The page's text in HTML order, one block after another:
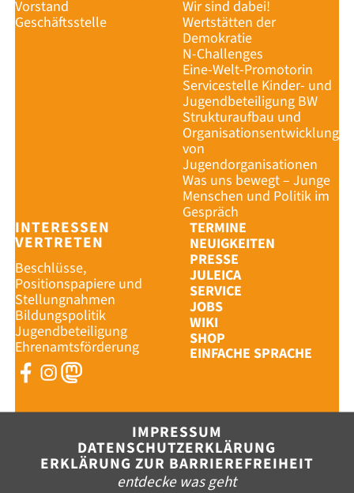
Vorstand
Geschäftsstelle
Wir sind dabei!
Wertstätten der
Demokratie
N-Challenges
Eine-Welt-Promotorin
Servicestelle Kinder- und
Jugendbeteiligung BW
Strukturaufbau und
Organisationsentwicklung
von
Jugendorganisationen
Was uns bewegt – Junge
Menschen und Politik im
Gespräch
INTERESSEN
VERTRETEN
Beschlüsse,
Positionspapiere und
Stellungnahmen
Bildungspolitik
Jugendbeteiligung
Ehrenamtsförderung
TERMINE
NEUIGKEITEN
PRESSE
JULEICA
SERVICE
JOBS
WIKI
SHOP
EINFACHE SPRACHE
IMPRESSUM
DATENSCHUTZERKLÄRUNG
ERKLÄRUNG ZUR BARRIEREFREIHEIT
entdecke was geht